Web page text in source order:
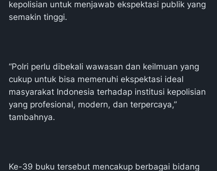
kepolisian untuk menjawab ekspektasi publik yang
semakin tinggi.
“Polri perlu dibekali wawasan dan keilmuan yang
cukup untuk bisa memenuhi ekspektasi ideal
masyarakat Indonesia terhadap institusi kepolisian
yang profesional, modern, dan terpercaya,”
tambahnya.
Ke-39 buku tersebut mencakup berbagai bidang